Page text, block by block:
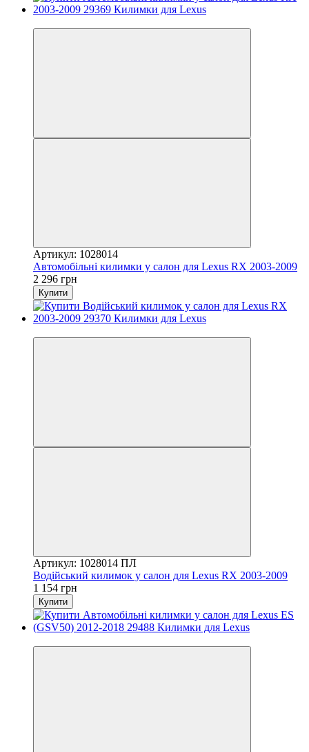
Артикул: 1028014
Автомобільні килимки у салон для Lexus RX 2003-2009
2 296 грн
Купити
Артикул: 1028014 ПЛ
Водійський килимок у салон для Lexus RX 2003-2009
1 154 грн
Купити